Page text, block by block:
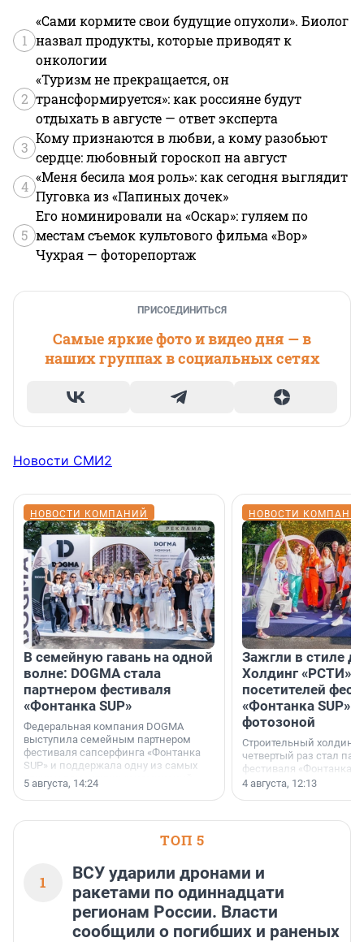
1
«Сами кормите свои будущие опухоли». Биолог
назвал продукты, которые приводят к
онкологии
2
«Туризм не прекращается, он
трансформируется»: как россияне будут
отдыхать в августе — ответ эксперта
3
Кому признаются в любви, а кому разобьют
сердце: любовный гороскоп на август
4
«Меня бесила моя роль»: как сегодня выглядит
Пуговка из «Папиных дочек»
5
Его номинировали на «Оскар»: гуляем по
местам съемок культового фильма «Вор»
Чухрая — фоторепортаж
ПРИСОЕДИНИТЬСЯ
Самые яркие фото и видео дня — в
наших группах в социальных сетях
Новости СМИ2
НОВОСТИ КОМПАНИЙ
В семейную гавань на одной
волне: DOGMA стала
партнером фестиваля
«Фонтанка SUP»
Федеральная компания DOGMA
выступила семейным партнером
фестиваля сапсерфинга «Фонтанка
SUP» и поддержала одну из самых
ярких и романтичных номинаций —
«SUP-свадьба».
5 августа, 14:24
НОВОСТИ
Зажгли в стиле
Холдинг «РСТИ»
посетителей
«Фонтанка SUP»
фотозоной
Строительный холдинг
четвертый раз стал
фестиваля «Фонтанка
раз компания
посетителям
необычной фотозоне.
4 августа, 12:13
ТОП 5
1
ВСУ ударили дронами и
ракетами по одиннадцати
регионам России. Власти
сообщили о погибших и раненых